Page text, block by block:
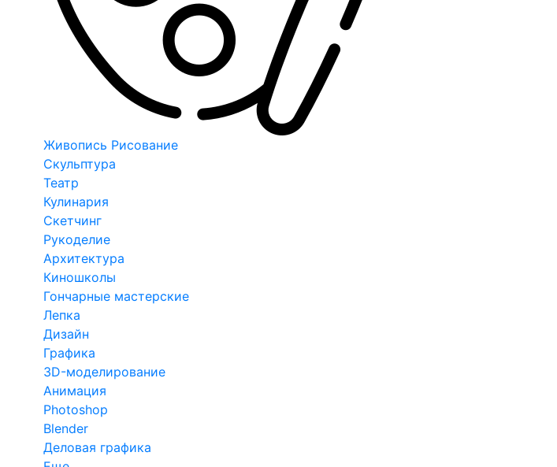
Живопись Рисование
Скульптура
Театр
Кулинария
Скетчинг
Рукоделие
Архитектура
Киношколы
Гончарные мастерские
Лепка
Дизайн
Графика
3D-моделирование
Анимация
Photoshop
Blender
Деловая графика